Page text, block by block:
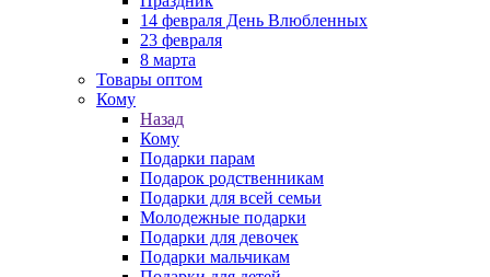
14 февраля День Влюбленных
23 февраля
8 марта
Товары оптом
Кому
Назад
Кому
Подарки парам
Подарок родственникам
Подарки для всей семьи
Молодежные подарки
Подарки для девочек
Подарки мальчикам